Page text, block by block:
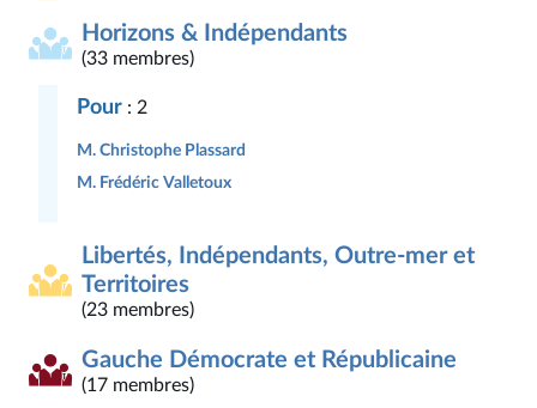
Horizons & Indépendants
(33 membres)
Pour : 2
M. Christophe Plassard
M. Frédéric Valletoux
Libertés, Indépendants, Outre-mer et
Territoires
(23 membres)
Gauche Démocrate et Républicaine
(17 membres)